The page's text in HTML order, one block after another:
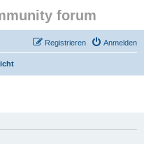
forum
Anmelden
Registrieren